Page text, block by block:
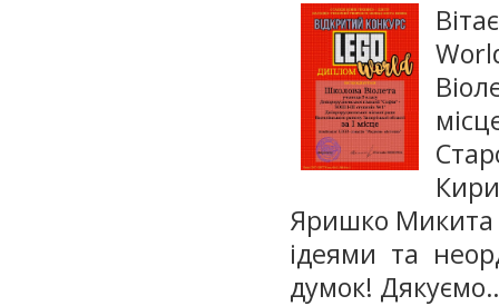
Яришко Микита
ідеями та
думок!